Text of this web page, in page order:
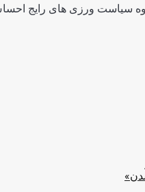
سیاست ورزی های رایج